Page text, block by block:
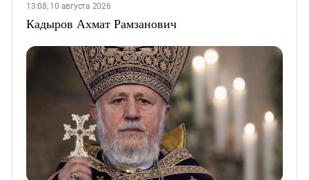
13:08, 10 августа 2026
Кадыров Ахмат Рамзанович